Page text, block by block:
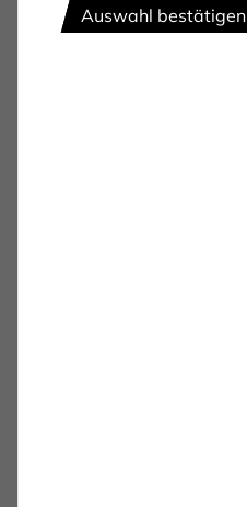
Auswahl bestätigen